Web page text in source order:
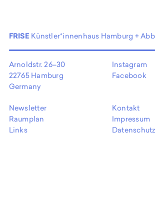
FRISE Künstler*innenhaus Hamburg +
Arnoldstr. 26–30
22765 Hamburg
Germany
Instagram
Facebook
Newsletter
Raumplan
Links
Kontakt
Impressum
Datenschutz